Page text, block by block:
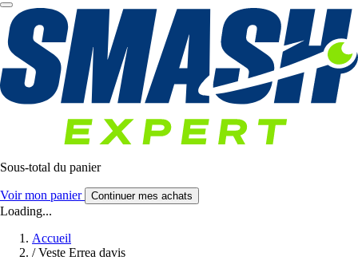
Sous-total du panier
Voir mon panier Continuer mes achats
Loading...
Accueil
/ Veste Errea davis